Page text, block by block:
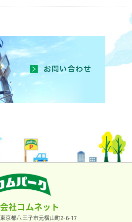
社コムネット
京都八王子市元横山町2-6-17